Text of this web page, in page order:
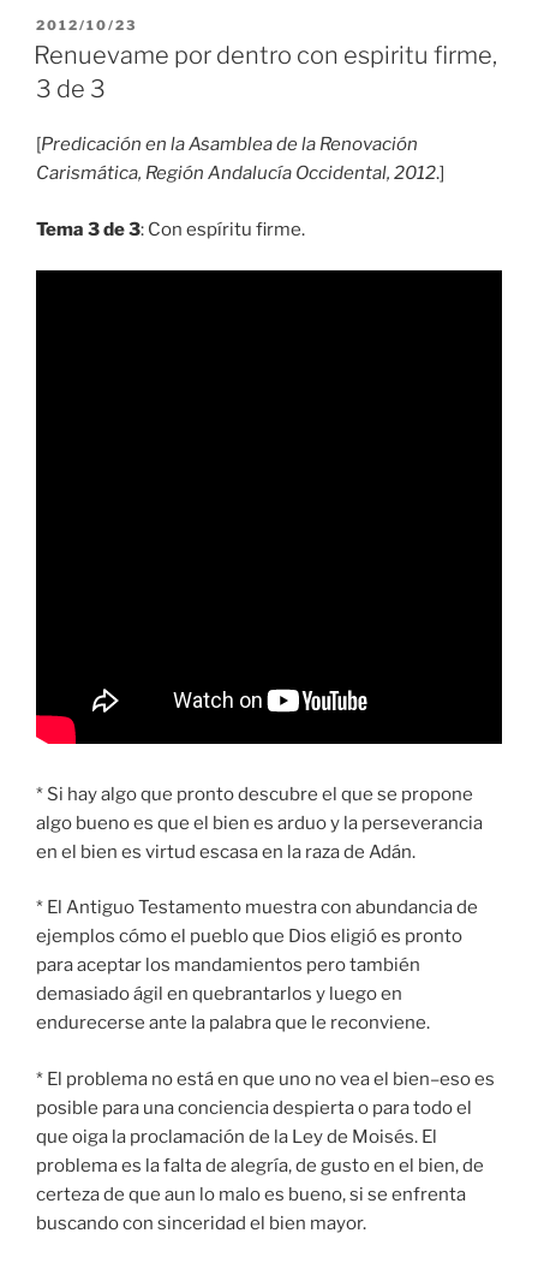
PUBLICADO
EL
2012/10/23
Renuevame por dentro con espiritu firme,
3 de 3
[Predicación en la Asamblea de la Renovación
Carismática, Región Andalucía Occidental, 2012.]
Tema 3 de 3: Con espíritu firme.
* Si hay algo que pronto descubre el que se propone
algo bueno es que el bien es arduo y la perseverancia
en el bien es virtud escasa en la raza de Adán.
* El Antiguo Testamento muestra con abundancia de
ejemplos cómo el pueblo que Dios eligió es pronto
para aceptar los mandamientos pero también
demasiado ágil en quebrantarlos y luego en
endurecerse ante la palabra que le reconviene.
* El problema no está en que uno no vea el bien–eso es
posible para una conciencia despierta o para todo el
que oiga la proclamación de la Ley de Moisés. El
problema es la falta de alegría, de gusto en el bien, de
certeza de que aun lo malo es bueno, si se enfrenta
buscando con sinceridad el bien mayor.